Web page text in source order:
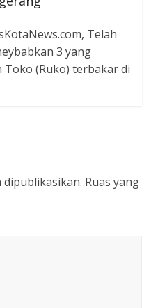
Telah
3 yang
Toko (Ruko) terbakar di
dipublikasikan. Ruas yang